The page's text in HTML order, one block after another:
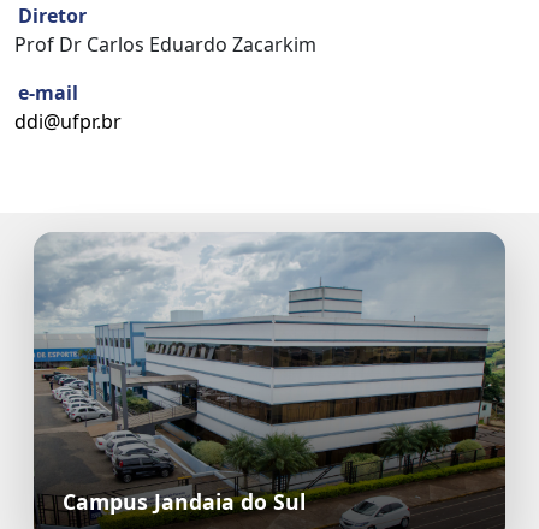
Diretor
Prof Dr Carlos Eduardo Zacarkim
e-mail
ddi@ufpr.br
Campus Jandaia do Sul